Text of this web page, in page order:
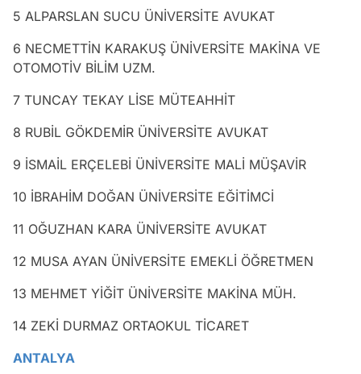
5 ALPARSLAN SUCU ÜNİVERSİTE AVUKAT
6 NECMETTİN KARAKUŞ ÜNİVERSİTE MAKİNA VE
OTOMOTİV BİLİM UZM.
7 TUNCAY TEKAY LİSE MÜTEAHHİT
8 RUBİL GÖKDEMİR ÜNİVERSİTE AVUKAT
9 İSMAİL ERÇELEBİ ÜNİVERSİTE MALİ MÜŞAVİR
10 İBRAHİM DOĞAN ÜNİVERSİTE EĞİTİMCİ
11 OĞUZHAN KARA ÜNİVERSİTE AVUKAT
12 MUSA AYAN ÜNİVERSİTE EMEKLİ ÖĞRETMEN
13 MEHMET YİĞİT ÜNİVERSİTE MAKİNA MÜH.
14 ZEKİ DURMAZ ORTAOKUL TİCARET
ANTALYA